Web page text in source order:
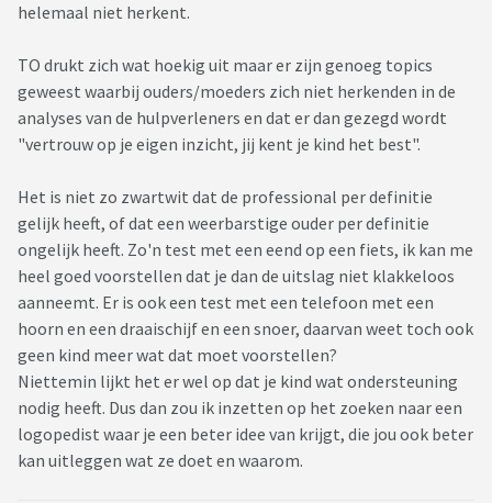
helemaal niet herkent.
TO drukt zich wat hoekig uit maar er zijn genoeg topics
geweest waarbij ouders/moeders zich niet herkenden in de
analyses van de hulpverleners en dat er dan gezegd wordt
"vertrouw op je eigen inzicht, jij kent je kind het best".
Het is niet zo zwartwit dat de professional per definitie
gelijk heeft, of dat een weerbarstige ouder per definitie
ongelijk heeft. Zo'n test met een eend op een fiets, ik kan me
heel goed voorstellen dat je dan de uitslag niet klakkeloos
aanneemt. Er is ook een test met een telefoon met een
hoorn en een draaischijf en een snoer, daarvan weet toch ook
geen kind meer wat dat moet voorstellen?
Niettemin lijkt het er wel op dat je kind wat ondersteuning
nodig heeft. Dus dan zou ik inzetten op het zoeken naar een
logopedist waar je een beter idee van krijgt, die jou ook beter
kan uitleggen wat ze doet en waarom.